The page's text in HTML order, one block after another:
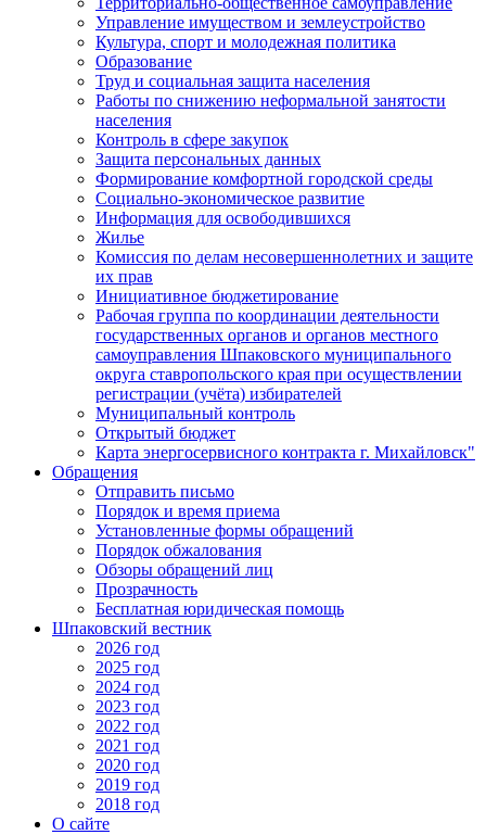
Управление имуществом и землеустройство
Культура, спорт и молодежная политика
Образование
Труд и социальная защита населения
Работы по снижению неформальной занятости
населения
Контроль в сфере закупок
Защита персональных данных
Формирование комфортной городской среды
Социально-экономическое развитие
Информация для освободившихся
Жилье
Комиссия по делам несовершеннолетних и защите
их прав
Инициативное бюджетирование
Рабочая группа по координации деятельности
государственных органов и органов местного
самоуправления Шпаковского муниципального
округа ставропольского края при осуществлении
регистрации (учёта) избирателей
Муниципальный контроль
Открытый бюджет
Карта энергосервисного контракта г. Михайловск"
Обращения
Отправить письмо
Порядок и время приема
Установленные формы обращений
Порядок обжалования
Обзоры обращений лиц
Прозрачность
Бесплатная юридическая помощь
Шпаковский вестник
2026 год
2025 год
2024 год
2023 год
2022 год
2021 год
2020 год
2019 год
2018 год
О сайте